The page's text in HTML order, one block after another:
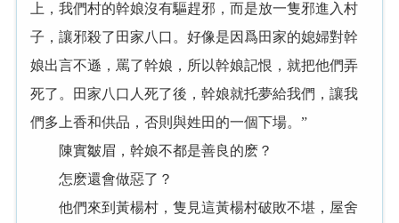
上，我們村的幹娘沒有驅趕邪，而是放一隻邪進入村
子，讓邪殺了田家八口。好像是因爲田家的媳婦對幹
娘出言不遜，罵了幹娘，所以幹娘記恨，就把他們弄
死了。田家八口人死了後，幹娘就托夢給我們，讓我
們多上香和供品，否則與姓田的一個下場。”
陳實皺眉，幹娘不都是善良的麽？
怎麽還會做惡了？
他們來到黃楊村，隻見這黃楊村破敗不堪，屋舍